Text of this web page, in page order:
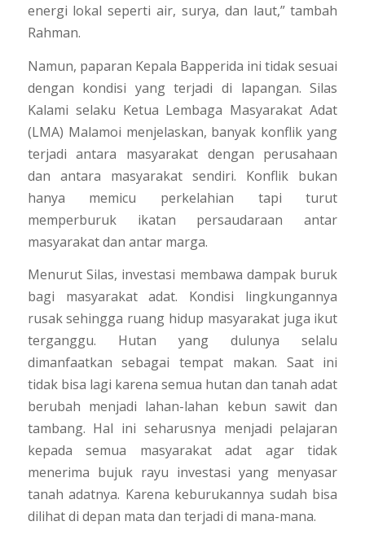
energi lokal seperti air, surya, dan laut,”tambah
Rahman.
Namun, paparan Kepala Bapperida ini tidak sesuai
dengan kondisi yang terjadi di lapangan. Silas
Kalami selaku Ketua Lembaga Masyarakat Adat
(LMA) Malamoi menjelaskan, banyak konflik yang
terjadi antara masyarakat dengan perusahaan
dan antara masyarakat sendiri. Konflik bukan
hanya memicu perkelahian tapi turut
memperburuk ikatan persaudaraan antar
masyarakat dan antar marga.
Menurut Silas, investasi membawa dampak buruk
bagi masyarakat adat. Kondisi lingkungannya
rusak sehingga ruang hidup masyarakat juga ikut
terganggu. Hutan yang dulunya selalu
dimanfaatkan sebagai tempat makan. Saat ini
tidak bisa lagi karena semua hutan dan tanah adat
berubah menjadi lahan-lahan kebun sawit dan
tambang. Hal ini seharusnya menjadi pelajaran
kepada semua masyarakat adat agar tidak
menerima bujuk rayu investasi yang menyasar
tanah adatnya. Karena keburukannya sudah bisa
dilihat di depan mata dan terjadi di mana-mana.